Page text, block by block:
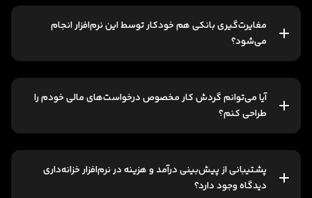
مغایرت‌گیری بانکی هم خودکار توسط این نرم‌افزار انجام
می‌شود؟
آیا می‌توانم گردش کار مخصوص درخواست‌های مالی خودم را
طراحی کنم؟
پشتیبانی از پیش‌بینی درآمد و هزینه در نرم‌افزار خزانه‌داری
دیدگاه وجود دارد؟